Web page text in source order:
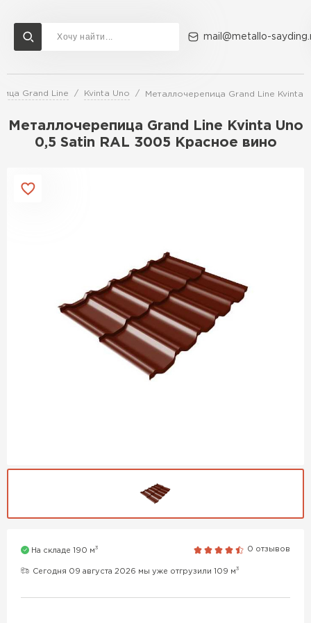
mail@metallo-
Grand Line Kvinta Uno Металлочерепица Grand Line Kvinta
Металлочерепица Grand Line Kvinta Uno
0,5 Satin RAL 3005 Красное вино
На складе 190 м3 0 отзывов
Сегодня 09 августа 2026 мы уже отгрузили 109 м3
Доставка и оплата Акции О компании Контакты
Перейти в каталог